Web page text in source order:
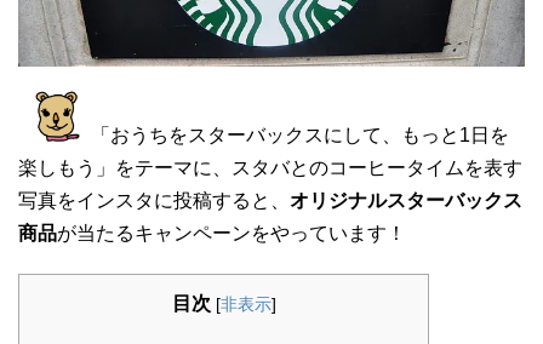
「おうちをスターバックスにして、もっと1日を
楽しもう」をテーマに、スタバとのコーヒータイムを表す
写真をインスタに投稿すると、 オリジナルスターバックス
商品が当たるキャンペーンをやっています！
目次 [非表示]